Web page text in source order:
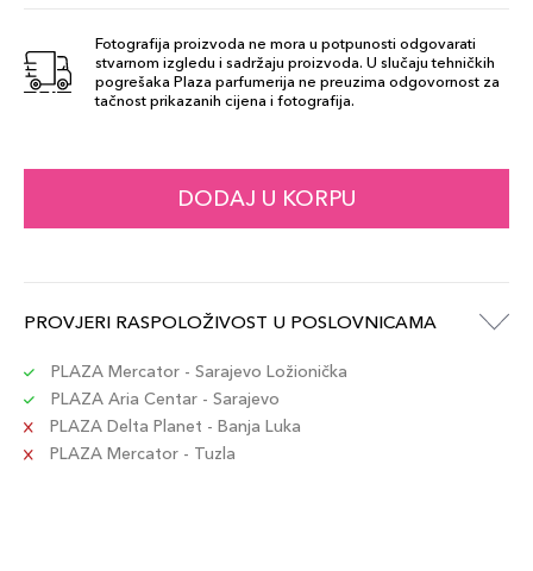
Fotografija proizvoda ne mora u potpunosti odgovarati
stvarnom izgledu i sadržaju proizvoda. U slučaju tehničkih
pogrešaka Plaza parfumerija ne preuzima odgovornost za
tačnost prikazanih cijena i fotografija.
DODAJ U KORPU
PROVJERI RASPOLOŽIVOST U POSLOVNICAMA
PLAZA Mercator - Sarajevo Ložionička
PLAZA Aria Centar - Sarajevo
PLAZA Delta Planet - Banja Luka
PLAZA Mercator - Tuzla